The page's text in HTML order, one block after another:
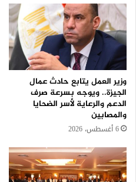
وزير العمل يتابع حادث عمال
الجيزة.. ويوجه بسرعة صرف
الدعم والرعاية لأسر الضحايا
والمصابين
6 أغسطس، 2026